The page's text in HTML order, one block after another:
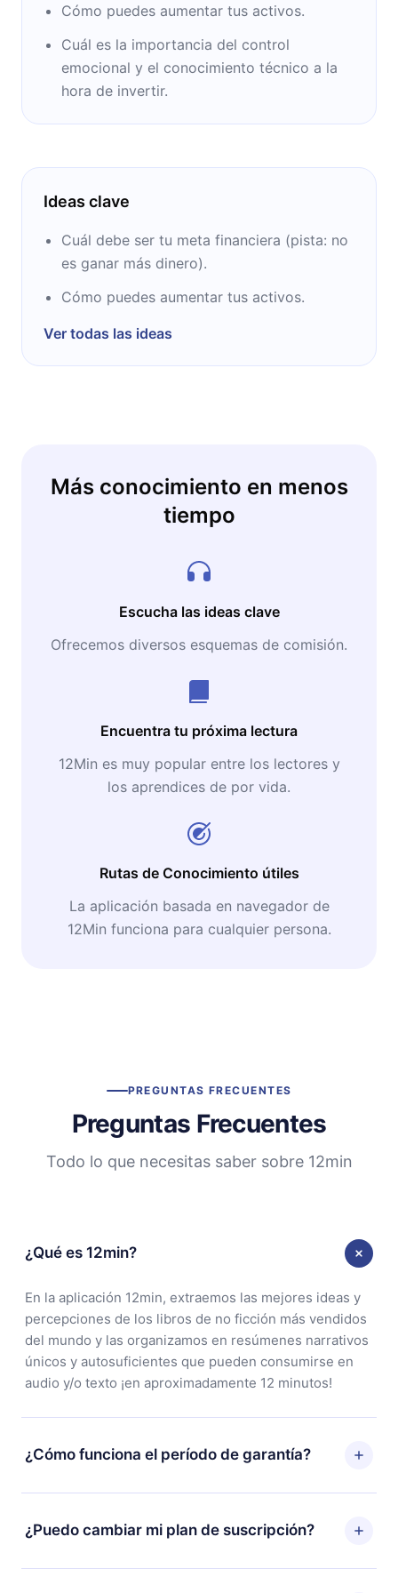
Cómo puedes aumentar tus activos.
Cuál es la importancia del control
emocional y el conocimiento técnico a la
hora de invertir.
Ideas clave
Cuál debe ser tu meta financiera (pista: no
es ganar más dinero).
Cómo puedes aumentar tus activos.
Ver todas las ideas
Más conocimiento en menos
tiempo
Escucha las ideas clave
Ofrecemos diversos esquemas de comisión.
Encuentra tu próxima lectura
12Min es muy popular entre los lectores y
los aprendices de por vida.
Rutas de Conocimiento útiles
La aplicación basada en navegador de
12Min funciona para cualquier persona.
PREGUNTAS FRECUENTES
Preguntas Frecuentes
Todo lo que necesitas saber sobre 12min
¿Qué es 12min?
En la aplicación 12min, extraemos las mejores ideas y
percepciones de los libros de no ficción más vendidos
del mundo y las organizamos en resúmenes narrativos
únicos y autosuficientes que pueden consumirse en
audio y/o texto ¡en aproximadamente 12 minutos!
¿Cómo funciona el período de garantía?
Puedes descargar nuestra aplicación y comenzar a
disfrutar de nuestra biblioteca. Si por alguna razón no
estás satisfecho con nuestra plataforma, simplemente
¿Puedo cambiar mi plan de suscripción?
Sí, pero el cambio solo se aplicará a partir del próximo